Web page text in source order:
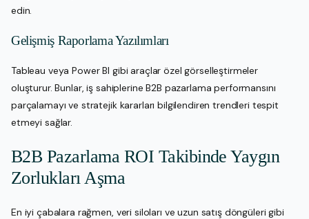
edin.
Gelişmiş Raporlama Yazılımları
Tableau veya Power BI gibi araçlar özel görselleştirmeler
oluşturur. Bunlar, iş sahiplerine B2B pazarlama performansını
parçalamayı ve stratejik kararları bilgilendiren trendleri tespit
etmeyi sağlar.
B2B Pazarlama ROI Takibinde Yaygın
Zorlukları Aşma
En iyi çabalara rağmen, veri siloları ve uzun satış döngüleri gibi